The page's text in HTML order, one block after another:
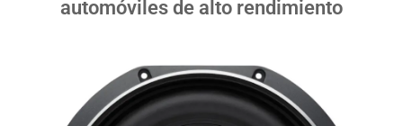
automóviles de alto rendimiento